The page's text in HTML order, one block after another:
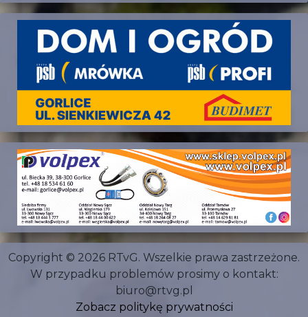
Copyright © 2026 RTvG. Wszelkie prawa zastrzeżone.
W przypadku problemów prosimy o kontakt:
biuro@rtvg.pl
Zobacz politykę prywatności